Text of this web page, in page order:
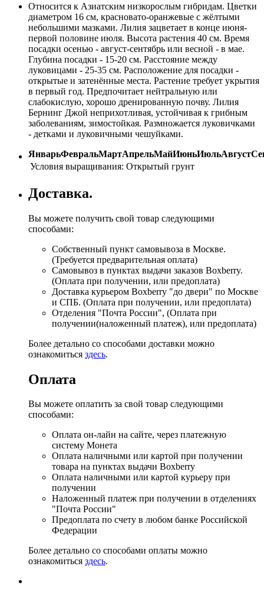
Относится к Азиатским низкорослым гибридам. Цветки
диаметром 16 см, красновато-оранжевые с жёлтыми
небольшими мазками. Лилия зацветает в конце июня-
первой половине июля. Высота растения 40 см. Время
посадки осенью - август-сентябрь или весной - в мае.
Глубина посадки - 15-20 см. Расстояние между
луковицами - 25-35 см. Расположение для посадки -
открытые и затенённые места. Растение требует укрытия
в первый год. Предпочитает нейтральную или
слабокислую, хорошо дренированную почву. Лилия
Бернинг Джой неприхотливая, устойчивая к грибным
заболеваниям, зимостойкая. Размножается луковичками
- детками и луковичными чешуйками.
ЯнварьФевральМартАпрельМайИюньИюльАвгуст
Условия выращивания: Открытый грунт
Доставка.
Вы можете получить свой товар следующими
способами:
Собственный пункт самовывоза в Москве.
(Требуется предварительная оплата)
Самовывоз в пунктах выдачи заказов Boxberry.
(Оплата при получении, или предоплата)
Доставка курьером Boxberry "до двери" по Москве
и СПБ. (Оплата при получении, или предоплата)
Отделения "Почта России", (Оплата при
получении(наложенный платеж), или предоплата)
Более детально со способами доставки можно
ознакомиться здесь.
Оплата
Вы можете оплатить за свой товар следующими
способами:
Оплата он-лайн на сайте, через платежную
систему Монета
Оплата наличными или картой при получении
товара на пунктах выдачи Boxberry
Оплата наличными или картой курьеру при
получении
Наложенный платеж при получении в отделениях
"Почта России"
Предоплата по счету в любом банке Российской
Федерации
Более детально со способами оплаты можно
ознакомиться здесь.